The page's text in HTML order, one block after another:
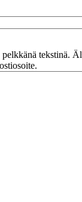
pelkkänä tekstinä.